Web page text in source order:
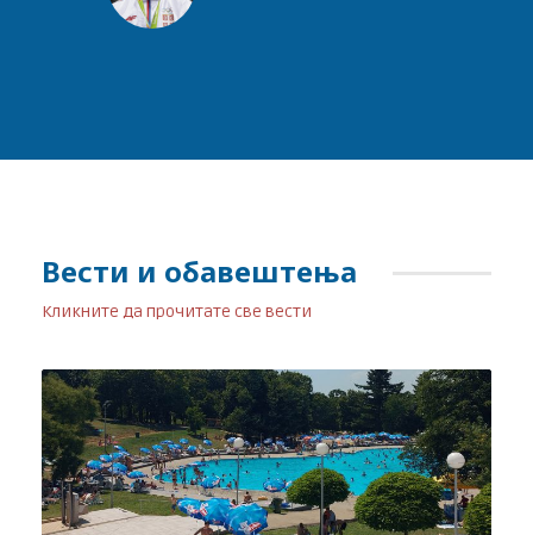
Вести и обавештења
Кликните да прочитате све вести